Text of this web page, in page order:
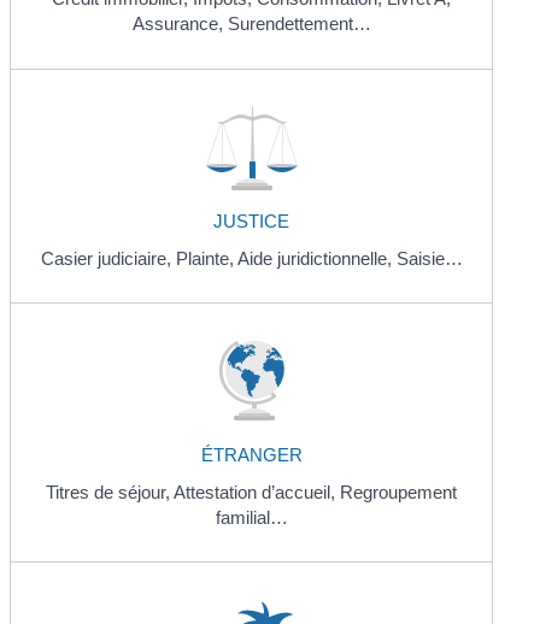
Assurance, Surendettement…
JUSTICE
Casier judiciaire, Plainte, Aide juridictionnelle, Saisie…
ÉTRANGER
Titres de séjour, Attestation d’accueil, Regroupement
familial…